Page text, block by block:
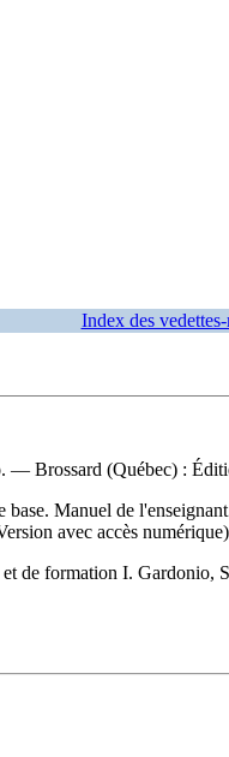
Index des
— Brossard (Québec) :
base. Manuel de
avec accès
de formation I.